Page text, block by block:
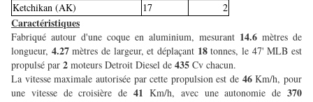
Ketchikan (AK)
17 2
Caractéristiques
Fabriqué autour d'une coque en aluminium, mesurant 14.6 mètres de
longueur, 4.27mètres de largeur, et déplaçant 18tonnes, le 47' MLB est
propulsé par 2 moteurs Detroit Diesel de 435 Cv chacun.
La vitesse maximale autorisée par cette propulsion est de 46Km/h, pour
une vitesse de croisière de41 Km/h, avec une autonomie de370